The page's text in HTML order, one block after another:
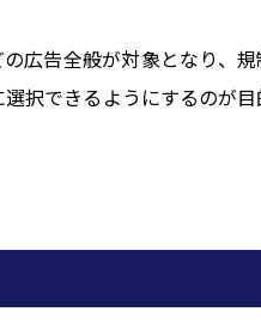
広告全般が対象となり、規
択できるようにするのが目